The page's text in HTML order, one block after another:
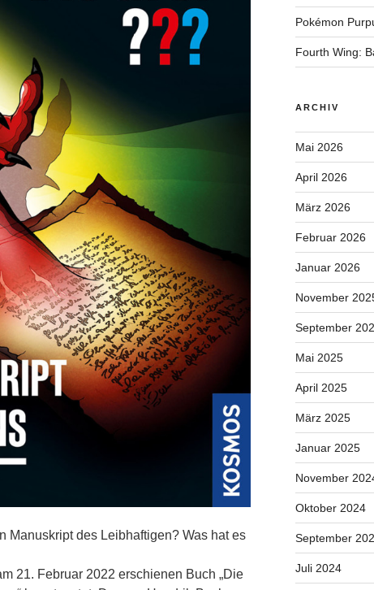
Manuskript des Leibhaftigen? Was hat es
21. Februar 2022 erschienen Buch „Die
Pokémon
Fourth Wing:
ARCHIV
Mai 2026
April 2026
März 2026
Februar 2026
Januar 2026
November
September
Mai 2025
April 2025
März 2025
Januar 2025
November
Oktober 2024
September
Juli 2024